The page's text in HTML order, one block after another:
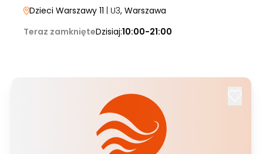
Dzieci Warszawy 11 | U3, Warszawa
Teraz zamknięteDzisiaj:10:00-21:00